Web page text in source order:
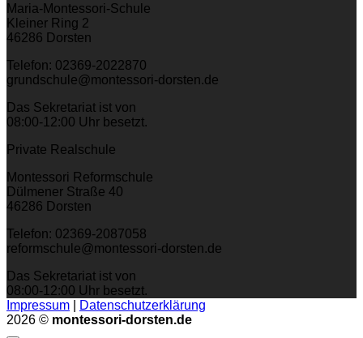
Maria-Montessori-Schule
Kleiner Ring 2
46286 Dorsten
Telefon: 02369-2022870
grundschule@montessori-dorsten.de
Das Sekretariat ist von
08:00-12:00 Uhr besetzt.
Private Realschule
Montessori Reformschule
Dülmener Straße 40
46286 Dorsten
Telefon: 02369-2087058
reformschule@montessori-dorsten.de
Das Sekretariat ist von
08:00-12:00 Uhr besetzt.
Impressum
Datenschutzerklärung
2026 © montessori-dorsten.de